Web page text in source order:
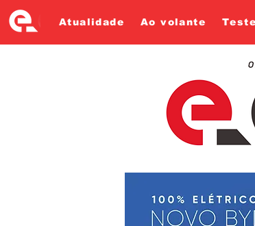
Atualidade Ao volante Teste